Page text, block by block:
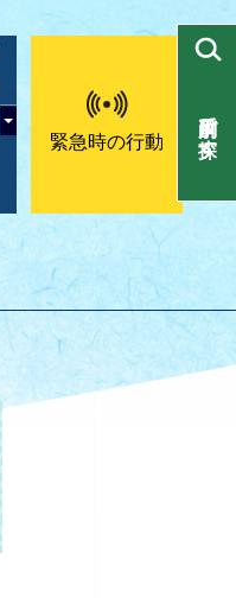
緊急時の行動 目的別で探す